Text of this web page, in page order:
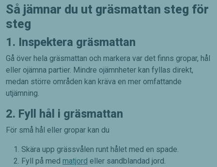
Så jämnar du ut gräsmattan steg för
steg
1. Inspektera gräsmattan
Gå över hela gräsmattan och markera var det finns gropar, hål
eller ojämna partier. Mindre ojämnheter kan fyllas direkt,
medan större områden kan kräva en mer omfattande
utjämning.
2. Fyll hål i gräsmattan
För små hål eller gropar kan du
Skära upp grässvålen runt hålet med en spade.
Fyll på med matjord eller sandblandad jord.